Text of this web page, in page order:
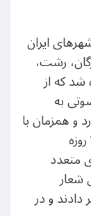
ایران
رشت،
شد که از
به
و همزمان با
آن، تجمع‌های خیابانی همسو با فراخوان ۳ روزه
متعدد
شعار
و در